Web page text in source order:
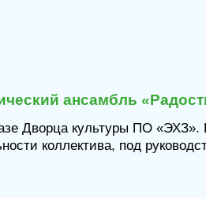
ансамбль
Дворца культуры ПО
коллектива, под